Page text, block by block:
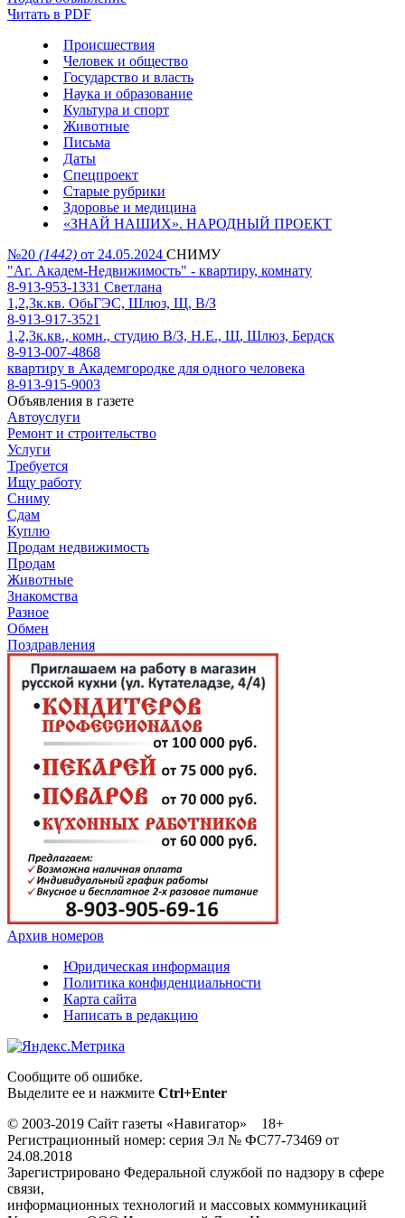
Читать в PDF
Происшествия
Человек и общество
Государство и власть
Наука и образование
Культура и спорт
Животные
Письма
Даты
Спецпроект
Старые рубрики
Здоровье и медицина
«ЗНАЙ НАШИХ». НАРОДНЫЙ ПРОЕКТ
№20 (1442) от 24.05.2024 СНИМУ
"Аг. Академ-Недвижимость" - квартиру, комнату
8-913-953-1331 Светлана
1,2,3к.кв. ОбьГЭС, Шлюз, Щ, В/З
8-913-917-3521
1,2,3к.кв., комн., студию В/З, Н.Е., Щ, Шлюз, Бердск
8-913-007-4868
квартиру в Академгородке для одного человека
8-913-915-9003
Объявления в газете
Автоуслуги
Ремонт и строительство
Услуги
Требуется
Ищу работу
Сниму
Сдам
Куплю
Продам недвижимость
Продам
Животные
Знакомства
Разное
Обмен
Поздравления
Архив номеров
Юридическая информация
Политика конфиденциальности
Карта сайта
Написать в редакцию
Сообщите об ошибке.
Выделите ее и нажмите Ctrl+Enter
© 2003-2019 Сайт газеты «Навигатор» 18+
Регистрационный номер: серия Эл № ФС77-73469 от
24.08.2018
Зарегистрировано Федеральной службой по надзору в сфере
связи,
информационных технологий и массовых коммуникаций